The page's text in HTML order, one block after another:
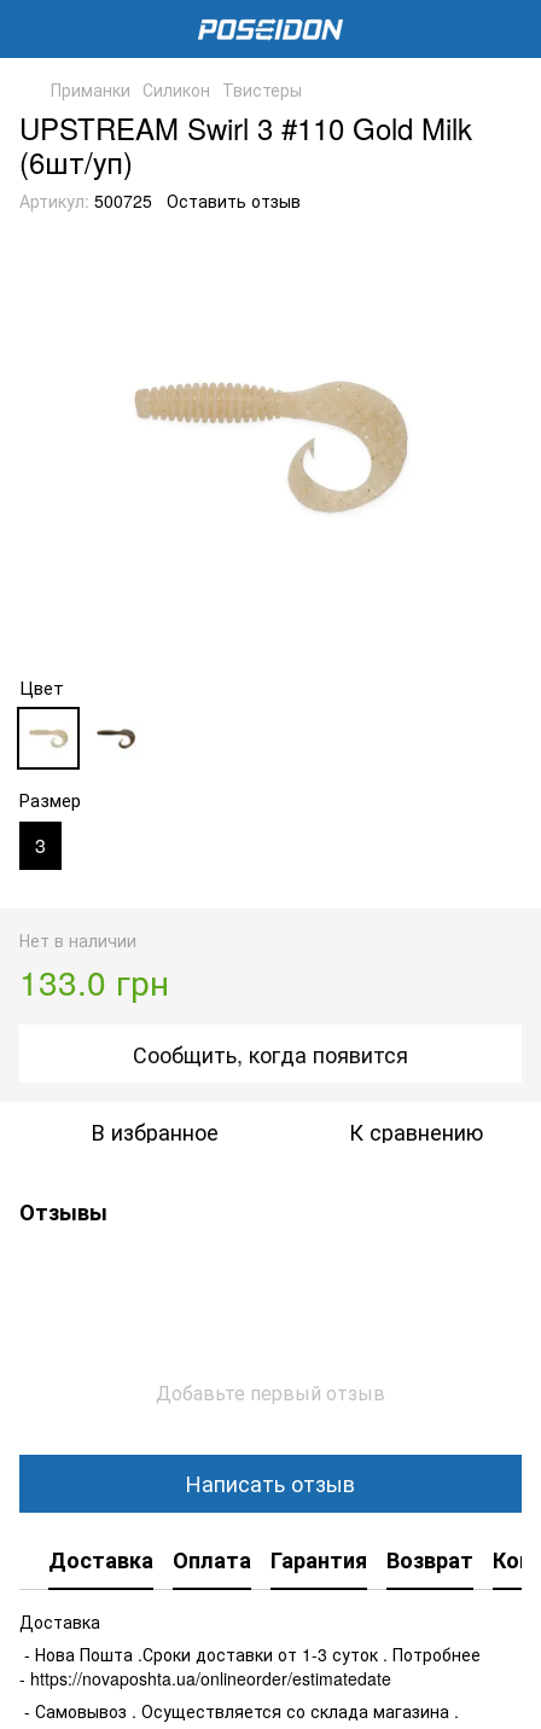
Приманки Силикон Твистеры
UPSTREAM Swirl 3 #110 Gold Milk
(6шт/уп)
Артикул: 500725 Оставить отзыв
Цвет
Размер
3
Нет в наличии
133.0 грн
Сообщить, когда появится
В избранное К сравнению
Отзывы
Добавьте первый отзыв
Написать отзыв
Доставка Оплата Гарантия Возврат
Доставка
- Нова Пошта .Сроки доставки от 1-3 суток . Потробнее
- https://novaposhta.ua/onlineorder/estimatedate
- Самовывоз . Осуществляется со склада магазина .